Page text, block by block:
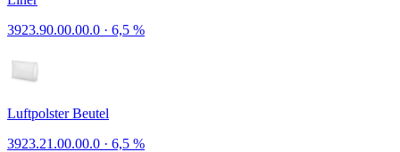
3923.90.00.00.0 · 6,5 %
Luftpolster Beutel
3923.21.00.00.0 · 6,5 %